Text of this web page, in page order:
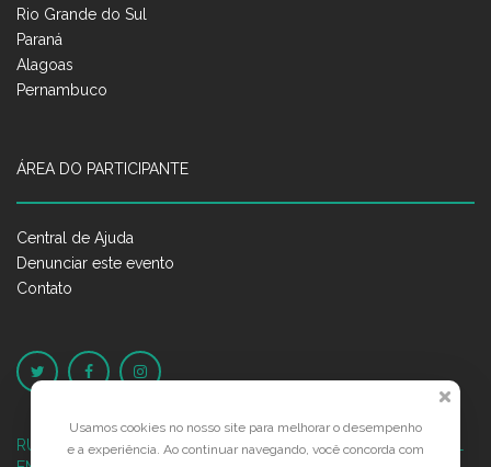
Rio Grande do Sul
Paraná
Alagoas
Pernambuco
ÁREA DO PARTICIPANTE
Central de Ajuda
Denunciar este evento
Contato
RUA JOSÉ PONTES DE MAGALHÃES, 70JATIÚCA, MACEIÓ - AL
Usamos cookies no nosso site para melhorar o desempenho
e a experiência. Ao continuar navegando, você concorda com